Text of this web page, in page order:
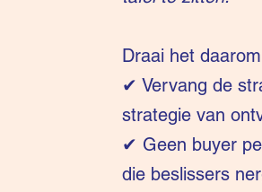
Draai het
✔ Vervang de
strategie van
✔ Geen buyer
die beslissers